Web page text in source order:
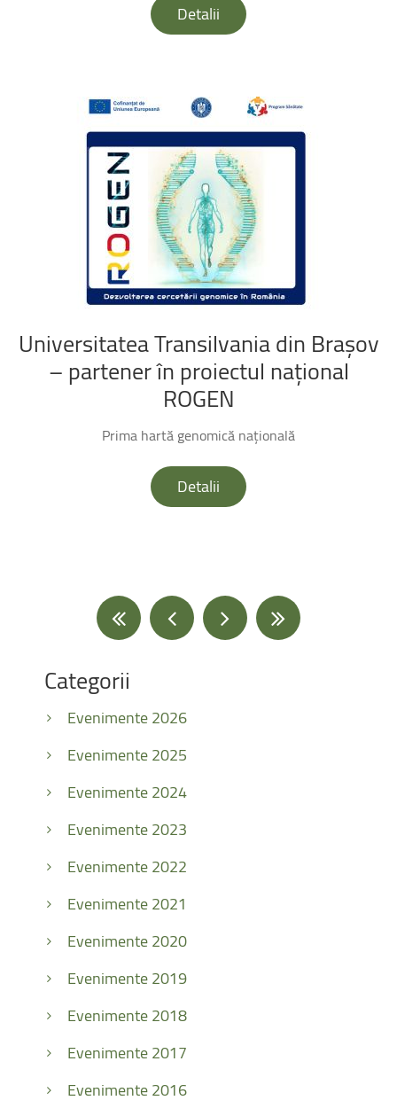
Detalii
UniversitateaTransilvaniadin Brașov
– partenerîn proiectul național
ROGEN
Prima hartă genomică națională
Detalii
Categorii
Evenimente 2026
Evenimente 2025
Evenimente 2024
Evenimente 2023
Evenimente 2022
Evenimente 2021
Evenimente 2020
Evenimente 2019
Evenimente 2018
Evenimente 2017
Evenimente 2016